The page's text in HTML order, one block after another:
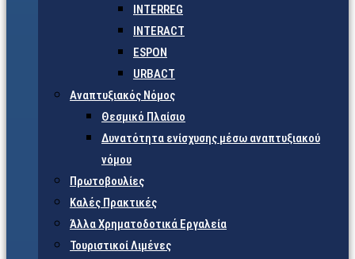
INTERREG
INTERACT
ESPON
URBACT
Αναπτυξιακός Νόμος
Θεσμικό Πλαίσιο
Δυνατότητα ενίσχυσης μέσω αναπτυξιακού
νόμου
Πρωτοβουλίες
Καλές Πρακτικές
Άλλα Χρηματοδοτικά Εργαλεία
Τουριστικοί Λιμένες